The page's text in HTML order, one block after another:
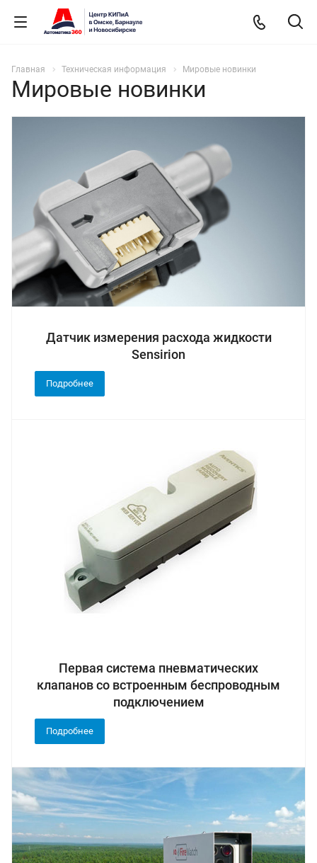
Главная Техническая информация Мировые новинки
Мировые новинки
Датчик измерения расхода жидкости
Sensirion
Подробнее
Первая система пневматических
клапанов со встроенным беспроводным
подключением
Подробнее